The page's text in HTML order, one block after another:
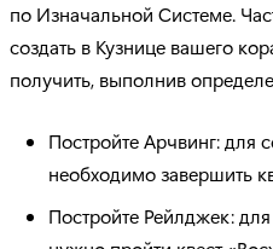
по Изначальной Системе.
создать в Кузнице вашего
получить, выполнив
Постройте Арчвинг: для
необходимо завершить
Постройте Рейлджек: